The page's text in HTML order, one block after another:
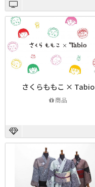
さくらももこ × Tabio
商品